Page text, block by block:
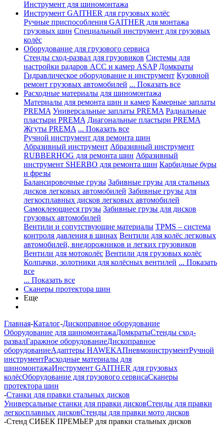
Инструмент для шиномонтажа
Инструмент GAITHER для грузовых колёс
Ручные приспособления GAITHER для монтажа
грузовых шин Специальный инструмент для грузовых
колёс
Оборудование для грузового сервиса
Стенды сход-развал для грузовиков Системы для
настройки радаров ACC и камер ASAP Домкраты
Гидравлическое оборудование и инструмент Кузовной
ремонт грузовых автомобилей ... Показать все
Расходные материалы для шиномонтажа
Материалы для ремонта шин и камер Камерные заплаты
PREMA Универсальные заплаты PREMA Радиальные
пластыри PREMA Диагональные пластыри PREMA
Жгуты PREMA ... Показать все
Ручной инструмент для ремонта шин
Абразивный инструмент Абразивный инструмент
RUBBERHOG для ремонта шин Абразивный
инструмент SHERBO для ремонта шин Карбидные буры
и фрезы
Балансировочные грузы Забивные грузы для стальных
дисков легковых автомобилей Забивные грузы для
легкосплавных дисков легковых автомобилей
Самоклеющиеся грузы Забивные грузы для дисков
грузовых автомобилей
Вентили и сопутствующие материалы TPMS – система
контроля давления в шинах Вентили для колёс легковых
автомобилей, внедорожников и легких грузовиков
Вентили для мотоколёс Вентили для грузовых колёс
Колпачки, золотники для колёсных вентилей ... Показать
все
... Показать все
Сканеры протектора шин
Еще
Главная-Каталог-Дископравное оборудование
Оборудование для шиномонтажаДомкратыСтенды сход-
развалГаражное оборудованиеДископравное
оборудованиеАдаптеры HAWEKAПневмоинструментРучной
инструментРасходные материалы для
шиномонтажаИнструмент GAITHER для грузовых
колёсОборудование для грузового сервисаСканеры
протектора шин
-Станки для правки стальных дисков
Универсальные станки для правки дисковСтенды для правки
легкосплавных дисковСтенды для правки мото дисков
-Стенд СИБЕК ПРЕМЬЕР для правки стальных дисков